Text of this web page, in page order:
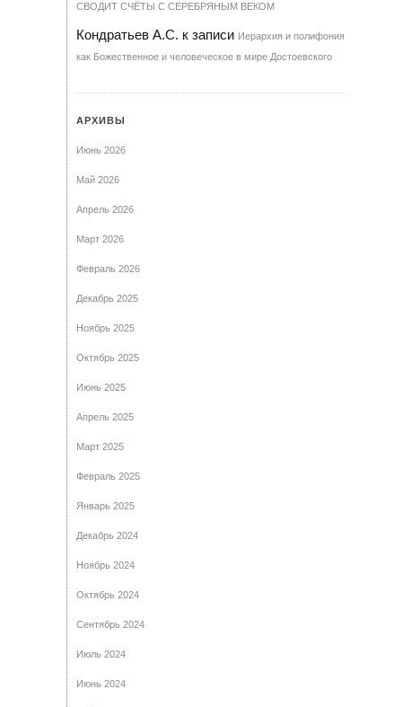
СВОДИТ СЧЁТЫ С СЕРЕБРЯНЫМ ВЕКОМ
Кондратьев А.С. к записи Иерархия и полифония
как Божественное и человеческое в мире Достоевского
АРХИВЫ
Июнь 2026
Май 2026
Апрель 2026
Март 2026
Февраль 2026
Декабрь 2025
Ноябрь 2025
Октябрь 2025
Июнь 2025
Апрель 2025
Март 2025
Февраль 2025
Январь 2025
Декабрь 2024
Ноябрь 2024
Октябрь 2024
Сентябрь 2024
Июль 2024
Июнь 2024